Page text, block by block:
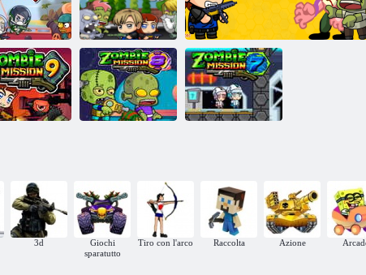
zombi
4
Missione zombi
2
zombi
11
Missione zombi
5
3d
Giochi
sparatutto
Tiro con l'arco Raccolta Azione